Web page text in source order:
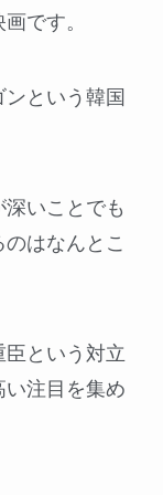
です。
という韓国
いことでも
はなんとこ
という対立
注目を集め